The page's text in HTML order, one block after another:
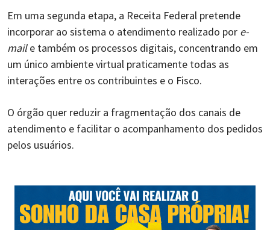
Em uma segunda etapa, a Receita Federal pretende
incorporar ao sistema o atendimento realizado por e-
maile também os processos digitais, concentrando em
um único ambiente virtual praticamente todas as
interações entre os contribuintes e o Fisco.
O órgão quer reduzir a fragmentação dos canais de
atendimento e facilitar o acompanhamento dos pedidos
pelos usuários.